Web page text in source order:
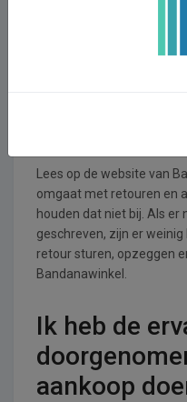
en Accessoires branche.
annuleren
Lees op de website van
omgaat met retouren en
houden dat niet bij. Als
geschreven, zijn er
retour sturen, opzeggen
Bandanawinkel.
Ik heb de
aankoop